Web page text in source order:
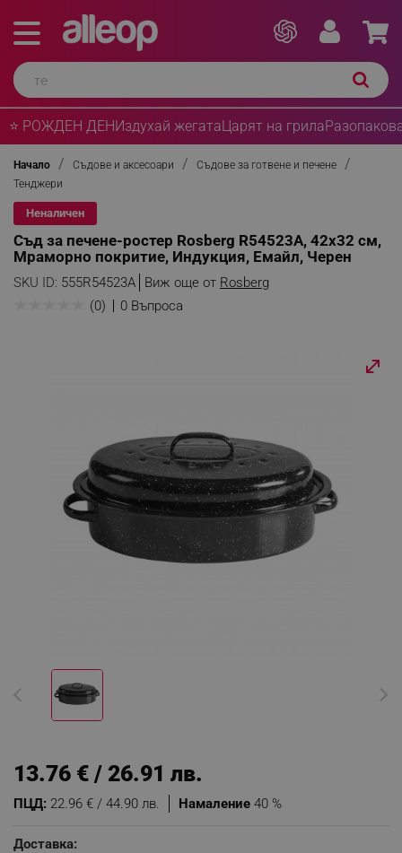
⭐ РОЖДЕН ДЕНИздухай жегатаЦарят на грила
Начало Съдове и аксесоари
Съдове за готвене и печене
Тенджери
Неналичен
Съд за печене-ростер Rosberg R54523A, 42x32 см,
Мраморно покритие, Индукция, Емайл, Черен
SKU ID: 555R54523A Виж още от Rosberg
(0) 0 Въпроса
Намаление 40 %
ПЦД: 22.96 € / 44.90 лв.
13.76 € / 26.91 лв.
Доставка: